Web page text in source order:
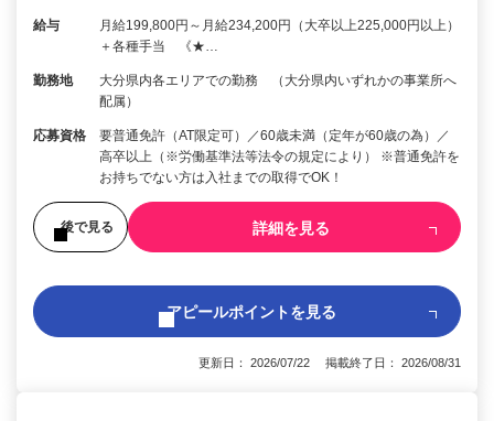
給与
月給199,800円～月給234,200円（大卒以上225,000円以上）
＋各種手当 《★…
勤務地
大分県内各エリアでの勤務 （大分県内いずれかの事業所へ
配属）
応募資格
要普通免許（AT限定可）／60歳未満（定年が60歳の為）／
高卒以上（※労働基準法等法令の規定により） ※普通免許を
お持ちでない方は入社までの取得でOK！
後で見る 詳細を見る
アピールポイントを見る
更新日： 2026/07/22 掲載終了日： 2026/08/31